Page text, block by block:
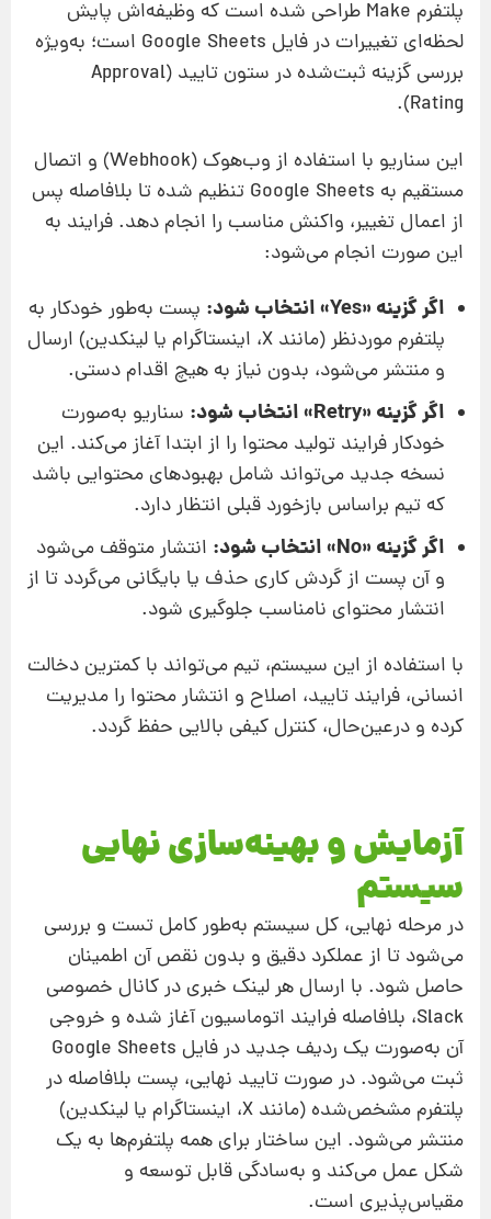
پلتفرم Make طراحی شده است که وظیفه‌اش پایش
لحظه‌ای تغییرات در فایل Google Sheets است؛ به‌ویژه
بررسی گزینه ثبت‌شده در ستون تایید (Approval
Rating).
این سناریو با استفاده از وب‌هوک (Webhook) و اتصال
مستقیم به Google Sheets تنظیم شده تا بلافاصله پس
از اعمال تغییر، واکنش مناسب را انجام دهد. فرایند به
این صورت انجام می‌شود:
اگر گزینه «Yes» انتخاب شود:
پست به‌طور خودکار به
پلتفرم موردنظر (مانند X، اینستاگرام یا لینکدین) ارسال
و منتشر می‌شود، بدون نیاز به هیچ اقدام دستی.
اگر گزینه «Retry» انتخاب شود:
سناریو به‌صورت
خودکار فرایند تولید محتوا را از ابتدا آغاز می‌کند. این
نسخه جدید می‌تواند شامل بهبودهای محتوایی باشد
که تیم براساس بازخورد قبلی انتظار دارد.
اگر گزینه «No» انتخاب شود:
انتشار متوقف می‌شود
و آن پست از گردش کاری حذف یا بایگانی می‌گردد تا از
انتشار محتوای نامناسب جلوگیری شود.
با استفاده از این سیستم، تیم می‌تواند با کمترین دخالت
انسانی، فرایند تایید، اصلاح و انتشار محتوا را مدیریت
کرده و درعین‌حال، کنترل کیفی بالایی حفظ گردد.
آزمایش و بهینه‌سازی نهایی
سیستم
در مرحله نهایی، کل سیستم به‌طور کامل تست و بررسی
می‌شود تا از عملکرد دقیق و بدون نقص آن اطمینان
حاصل شود. با ارسال هر لینک خبری در کانال خصوصی
Slack، بلافاصله فرایند اتوماسیون آغاز شده و خروجی
آن به‌صورت یک ردیف جدید در فایل Google Sheets
ثبت می‌شود. در صورت تایید نهایی، پست بلافاصله در
پلتفرم مشخص‌شده (مانند X، اینستاگرام یا لینکدین)
منتشر می‌شود. این ساختار برای همه پلتفرم‌ها به یک
شکل عمل می‌کند و به‌سادگی قابل توسعه و
مقیاس‌پذیری است.